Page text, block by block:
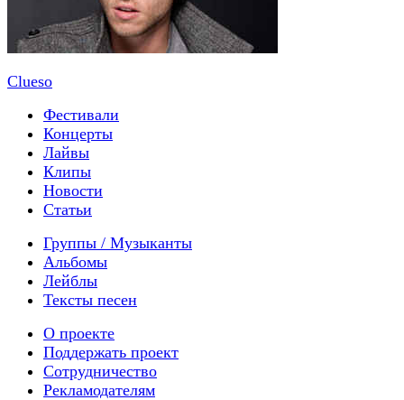
Clueso
Фестивали
Концерты
Лайвы
Клипы
Новости
Статьи
Группы / Музыканты
Альбомы
Лейблы
Тексты песен
О проекте
Поддержать проект
Сотрудничество
Рекламодателям